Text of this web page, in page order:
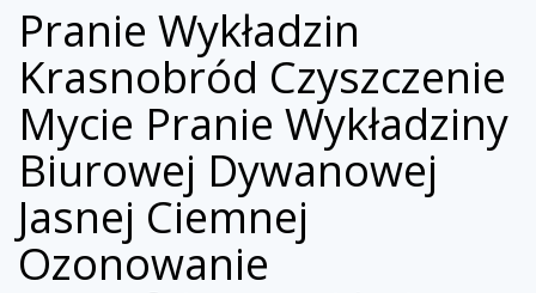
Pranie Wykładzin
Krasnobród Czyszczenie
Mycie Pranie Wykładziny
Biurowej Dywanowej
Jasnej Ciemnej
Ozonowanie